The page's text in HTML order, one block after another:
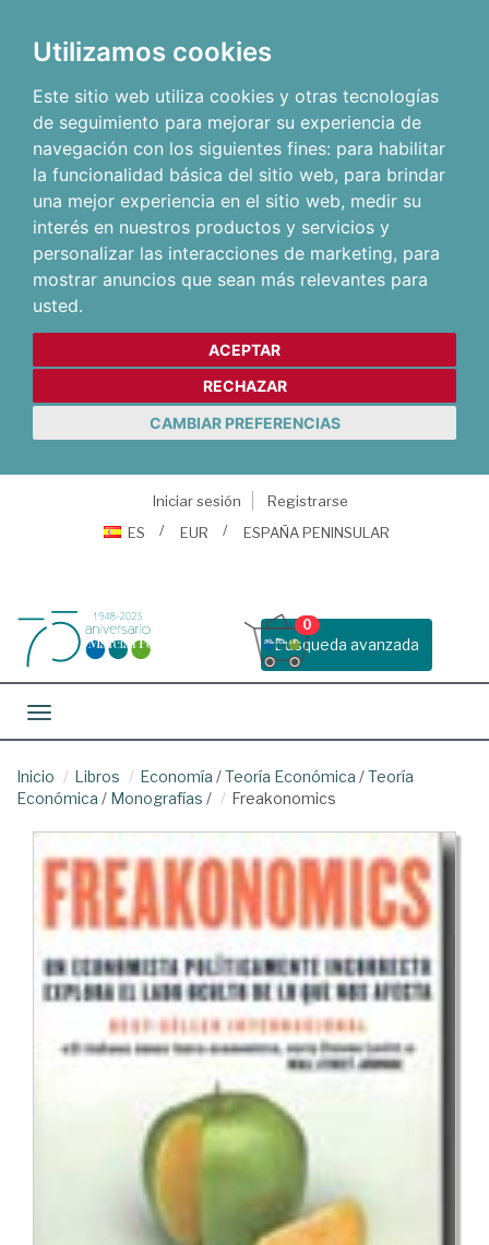
Utilizamos cookies
Este sitio web utiliza cookies y otras tecnologías
de seguimiento para mejorar su experiencia de
navegación con los siguientes fines: para habilitar
la funcionalidad básica del sitio web, para brindar
una mejor experiencia en el sitio web, medir su
interés en nuestros productos y servicios y
personalizar las interacciones de marketing, para
mostrar anuncios que sean más relevantes para
usted.
ACEPTAR
RECHAZAR
CAMBIAR PREFERENCIAS
Iniciar sesión
Registrarse
ES
EUR ESPAÑA PENINSULAR
Busqueda avanzada
0
Toggle navigation
Inicio Libros Economía /Teoría Económica /Teoría
Económica / Monografías / Freakonomics